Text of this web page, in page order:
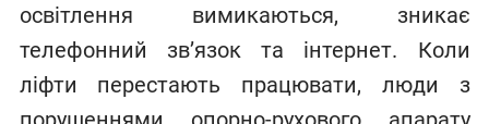
освітлення вимикаються, зникає
телефонний зв’язок та інтернет. Коли
ліфти перестають працювати, люди з